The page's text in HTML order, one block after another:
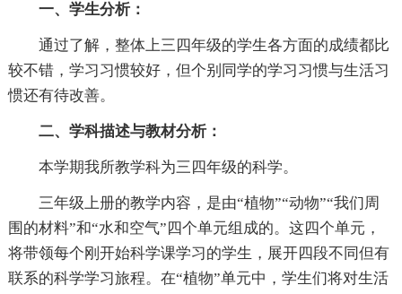
一、学生分析：
通过了解，整体上三四年级的学生各方面的成绩都比
较不错，学习习惯较好，但个别同学的学习习惯与生活习
惯还有待改善。
二、学科描述与教材分析：
本学期我所教学科为三四年级的科学。
三年级上册的教学内容，是由“植物”“动物”“我们周
围的材料”和“水和空气”四个单元组成的。这四个单元，
将带领每个刚开始科学课学习的学生，展开四段不同但有
联系的科学学习旅程。在“植物”单元中，学生们将对生活